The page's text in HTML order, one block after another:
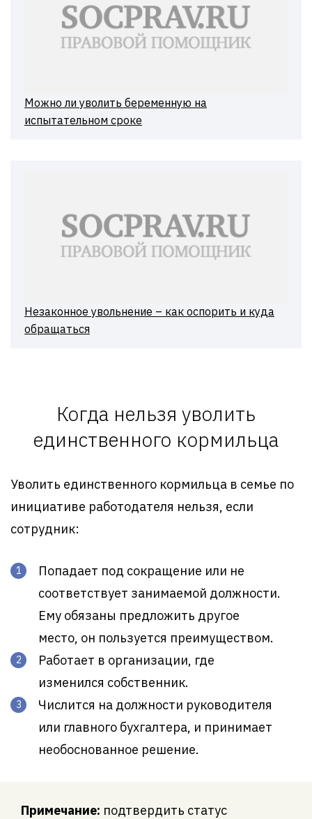
Можно ли уволить беременную на
испытательном сроке
Незаконное увольнение – как оспорить и куда
обращаться
Когда нельзя уволить
единственного кормильца
Уволить единственного кормильца в семье по
инициативе работодателя нельзя, если
сотрудник:
Попадает под сокращение или не
соответствует занимаемой должности.
Ему обязаны предложить другое
место, он пользуется преимуществом.
Работает в организации, где
изменился собственник.
Числится на должности руководителя
или главного бухгалтера, и принимает
необоснованное решение.
Примечание: подтвердить статус